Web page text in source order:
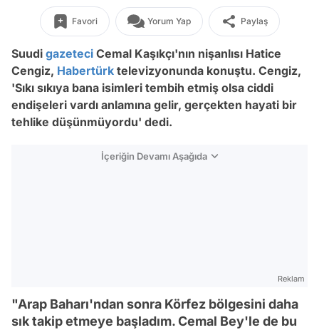
Favori Yorum Yap Paylaş
Suudi gazeteci Cemal Kaşıkçı'nın nişanlısı Hatice
Cengiz, Habertürk televizyonunda konuştu. Cengiz,
'Sıkı sıkıya bana isimleri tembih etmiş olsa ciddi
endişeleri vardı anlamına gelir, gerçekten hayati bir
tehlike düşünmüyordu' dedi.
İçeriğin Devamı Aşağıda
Reklam
"Arap Baharı'ndan sonra Körfez bölgesini daha
sık takip etmeye başladım. Cemal Bey'le de bu